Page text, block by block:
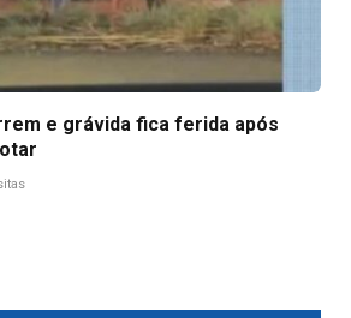
e grávida fica ferida após